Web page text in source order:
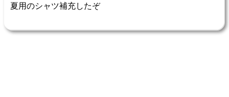
夏用のシャツ補充したぞ